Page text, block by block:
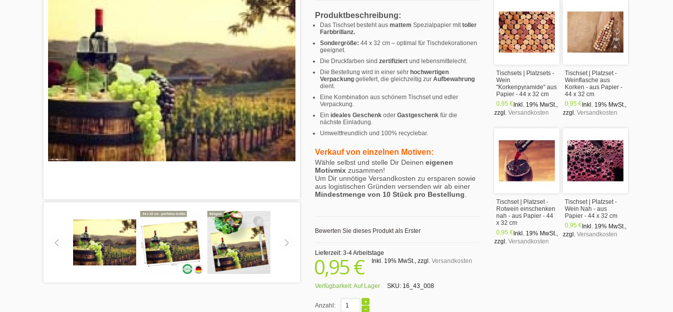
Tischsets | Platzsets -
Wein
"Korkenpyramide" aus
Papier - 44 x 32 cm
0,95 € Inkl. 19% MwSt.,
zzgl. Versandkosten
Tischset | Platzset -
Weinflasche aus
Korken - aus Papier -
44 x 32 cm
0,95 € Inkl. 19% MwSt.,
zzgl. Versandkosten
Tischset | Platzset -
Rotwein einschenken
nah - aus Papier - 44
x 32 cm
0,95 € Inkl. 19% MwSt.,
zzgl. Versandkosten
Tischset | Platzset -
Wein Nah - aus
Papier - 44 x 32 cm
0,95 € Inkl. 19% MwSt.,
zzgl. Versandkosten
Produktbeschreibung:
Das Tischset besteht aus mattem Spezialpapier mittoller
Farbbrillanz.
Sondergröße: 44 x 32 cm – optimal für Tischdekorationen
geeignet.
Die Druckfarben sind zertifiziert und lebensmittelecht.
Die Bestellung wird in einer sehr hochwertigen
Verpackung geliefert, die gleichzeitig zur Aufbewahrung
dient.
Eine Kombination aus schönem Tischset und edler
Verpackung.
Ein ideales Geschenk oder Gastgeschenk für die
nächste Einladung.
Umweltfreundlich und 100% recyclebar.
Verkauf von einzelnen Motiven:
Wähle selbst und stelle Dir Deinen eigenen
Motivmix zusammen!
Um Dir unnötige Versandkosten zu ersparen sowie
aus logistischen Gründen versenden wir ab einer
Mindestmenge von 10 Stück pro Bestellung
Bewerten Sie dieses Produkt als Erster
Lieferzeit: 3-4 Arbeitstage
0,95 € Inkl. 19% MwSt., zzgl. Versandkosten
Verfügbarkeit:Auf Lager SKU: 16_43_008
Anzahl: